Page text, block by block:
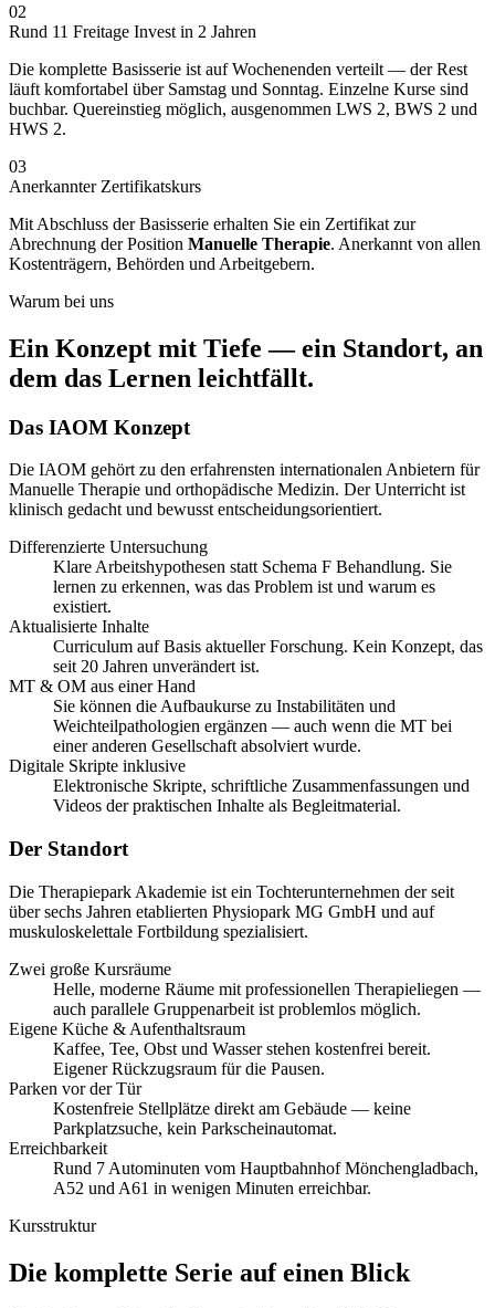
02
Rund 11 Freitage Invest in 2 Jahren
Die komplette Basisserie ist auf Wochenenden verteilt — der Rest
läuft komfortabel über Samstag und Sonntag. Einzelne Kurse sind
buchbar. Quereinstieg möglich, ausgenommen LWS 2, BWS 2 und
HWS 2.
03
Anerkannter Zertifikatskurs
Mit Abschluss der Basisserie erhalten Sie ein Zertifikat zur
Abrechnung der Position Manuelle Therapie. Anerkannt von allen
Kostenträgern, Behörden und Arbeitgebern.
Warum bei uns
Ein Konzept mit Tiefe — ein Standort, an
dem das Lernen leichtfällt.
Das IAOM Konzept
Die IAOM gehört zu den erfahrensten internationalen Anbietern für
Manuelle Therapie und orthopädische Medizin. Der Unterricht ist
klinisch gedacht und bewusst entscheidungsorientiert.
Differenzierte Untersuchung
Klare Arbeitshypothesen statt Schema F Behandlung. Sie
lernen zu erkennen, was das Problem ist und warum es
existiert.
Aktualisierte Inhalte
Curriculum auf Basis aktueller Forschung. Kein Konzept, das
seit 20 Jahren unverändert ist.
MT & OM aus einer Hand
Sie können die Aufbaukurse zu Instabilitäten und
Weichteilpathologien ergänzen — auch wenn die MT bei
einer anderen Gesellschaft absolviert wurde.
Digitale Skripte inklusive
Elektronische Skripte, schriftliche Zusammenfassungen und
Videos der praktischen Inhalte als Begleitmaterial.
Der Standort
Die Therapiepark Akademie ist ein Tochterunternehmen der seit
über sechs Jahren etablierten Physiopark MG GmbH und auf
muskuloskelettale Fortbildung spezialisiert.
Zwei große Kursräume
Helle, moderne Räume mit professionellen Therapieliegen —
auch parallele Gruppenarbeit ist problemlos möglich.
Eigene Küche & Aufenthaltsraum
Kaffee, Tee, Obst und Wasser stehen kostenfrei bereit.
Eigener Rückzugsraum für die Pausen.
Parken vor der Tür
Kostenfreie Stellplätze direkt am Gebäude — keine
Parkplatzsuche, kein Parkscheinautomat.
Erreichbarkeit
Rund 7 Autominuten vom Hauptbahnhof Mönchengladbach,
A52 und A61 in wenigen Minuten erreichbar.
Kursstruktur
Die komplette Serie auf einen Blick